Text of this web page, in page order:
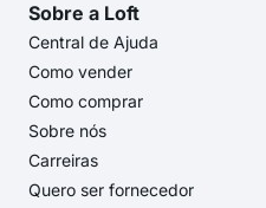
Sobre a Loft
Central de Ajuda
Como vender
Como comprar
Sobre nós
Carreiras
Quero ser fornecedor